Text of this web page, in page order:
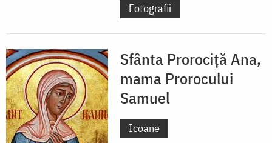
Fotografii
Sfânta Prorociță Ana,
mama Prorocului
Samuel
Icoane